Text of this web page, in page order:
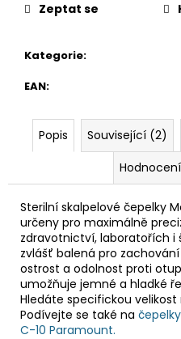
Kategorie:
EAN:
Zeptat se
Popis Související (2)
Hodnocení
Sterilní skalpelové čepelky
určeny pro maximálně
zdravotnictví, laboratořích i
zvlášť balená pro
ostrost a odolnost proti
umožňuje jemné a hladké
Hledáte specifickou velikost
Podívejte se také na
C-10 Paramount.